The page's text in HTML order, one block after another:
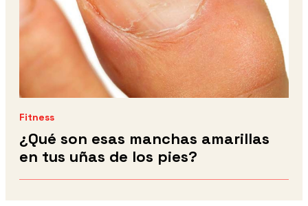
Fitness
¿Qué son esas manchas amarillas
en tus uñas de los pies?